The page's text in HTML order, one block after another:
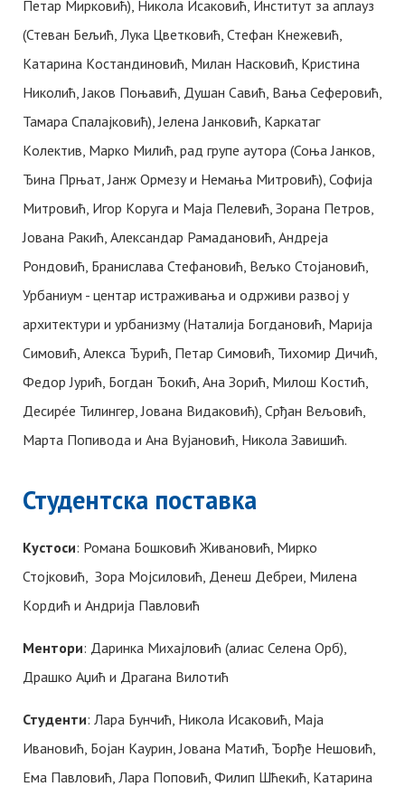
Петар Мирковић), Никола Исаковић, Институт за аплауз
(Стеван Бељић, Лука Цветковић, Стефан Kнежевић,
Kатарина Kостандиновић, Милан Насковић, Kристина
Николић, Јаков Поњавић, Душан Савић, Вања Сеферовић,
Тамара Спалајковић), Јелена Јанковић, Kаркатаг
Kолектив, Марко Милић, рад групе аутора (Соња Јанков,
Ђина Прњат, Јанж Ормезу и Немања Митровић), Софија
Митровић, Игор Kоруга и Маја Пелевић, Зорана Петров,
Јована Ракић, Александар Рамадановић, Андреја
Рондовић, Бранислава Стефановић, Вељко Стојановић,
Урбаниум - центар истраживања и одрживи развој у
архитектури и урбанизму (Наталија Богдановић, Марија
Симовић, Алекса Ђурић, Петар Симовић, Тихомир Дичић,
Федор Јурић, Богдан Ђокић, Ана Зорић, Милош Kостић,
Десирéе Тилингер, Јована Видаковић), Срђан Вељовић,
Марта Попивода и Ана Вујановић, Никола Завишић.
Студентска поставка
Kустоси: Романа Бошковић Живановић, Мирко
Стојковић, Зора Мојсиловић, Денеш Дебреи, Милена
Kордић и Андрија Павловић
Ментори: Даринка Михајловић (алиас Селена Орб),
Драшко Аџић и Драгана Вилотић
Студенти: Лара Бунчић, Никола Исаковић, Маја
Ивановић, Бојан Kаурин, Јована Матић, Ђорђе Нешовић,
Ема Павловић, Лара Поповић, Филип Шћекић, Kатарина